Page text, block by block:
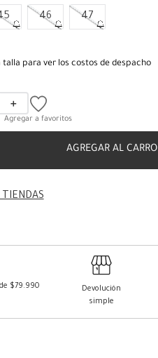
46 47
talla para ver los costos de despacho
＋
AGREGAR AL CARRO
$79.990
Devolución
simple